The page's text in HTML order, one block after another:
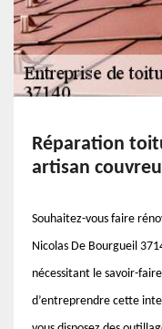
Réparation
artisan
Souhaitez-vous faire
Nicolas De Bourgueil
nécessitant le savoir-
d’entreprendre cette